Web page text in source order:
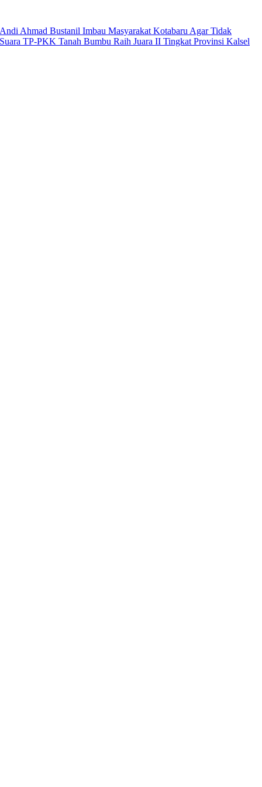
Ahmad Bustanil Imbau Masyarakat Kotabaru Agar Tidak
TP-PKK Tanah Bumbu Raih Juara II Tingkat Provinsi Kalsel